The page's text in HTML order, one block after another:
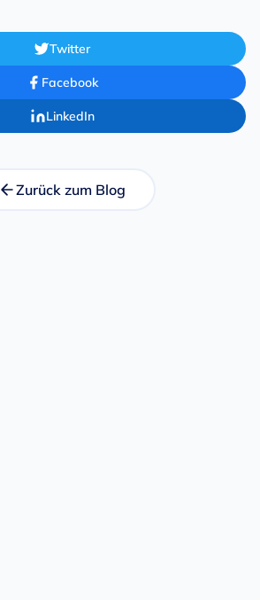
Twitter
Facebook
LinkedIn
Zurück zum Blog